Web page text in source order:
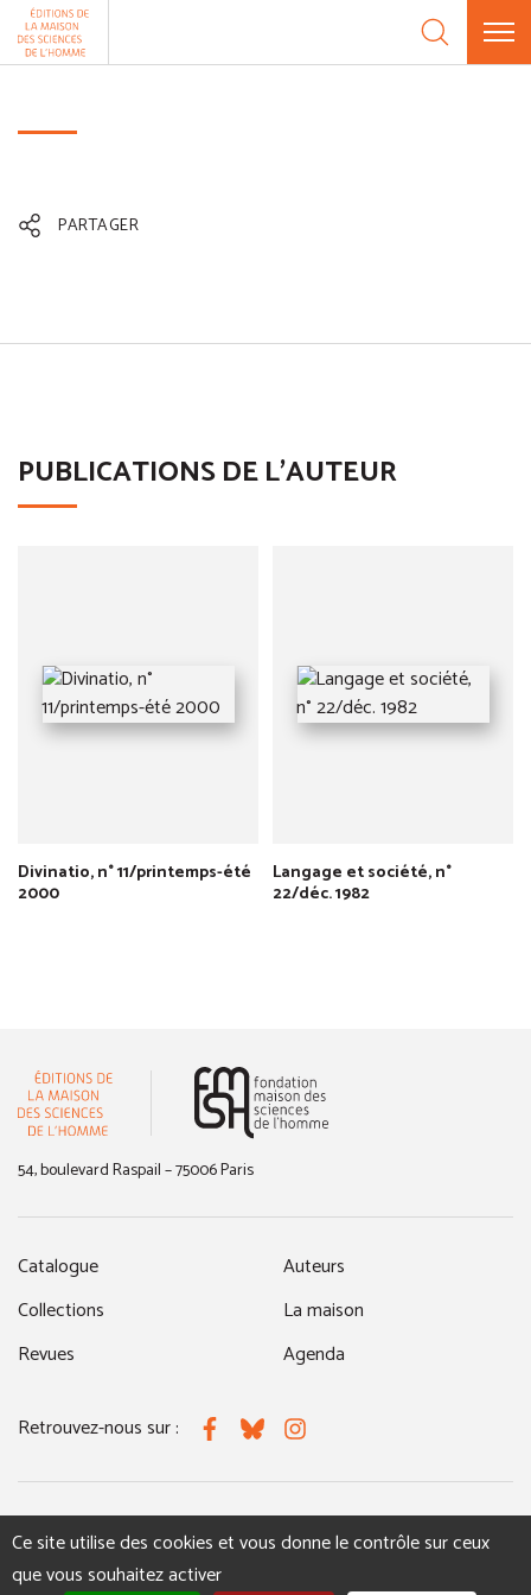
Aller au contenu
PARTAGER
PUBLICATIONS DE L'AUTEUR
Divinatio, n° 11/printemps-été
2000
Langage et société, n°
22/déc. 1982
54, boulevard Raspail – 75006 Paris
Catalogue
Collections
Revues
Auteurs
La maison
Agenda
Retrouvez-nous sur : FacebookBlueskyInstagram
Panneau de gestion des cookies
Ce site utilise des cookies et vous donne le contrôle sur ceux
que vous souhaitez activer